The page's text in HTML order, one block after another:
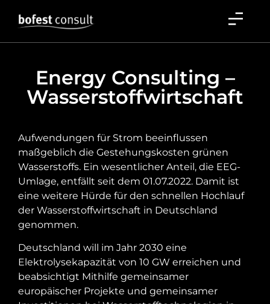
Energy Consulting –
Wasserstoffwirtschaft
Aufwendungen für Strom beeinflussen
maßgeblich die Gestehungskosten grünen
Wasserstoffs. Ein wesentlicher Anteil, die EEG-
Umlage, entfällt seit dem 01.07.2022. Damit ist
eine weitere Hürde für den schnellen Hochlauf
der Wasserstoffwirtschaft in Deutschland
genommen.
Deutschland will im Jahr 2030 eine
Elektrolysekapazität von 10 GW erreichen und
beabsichtigt Mithilfe gemeinsamer
europäischer Projekte und gemeinsamer